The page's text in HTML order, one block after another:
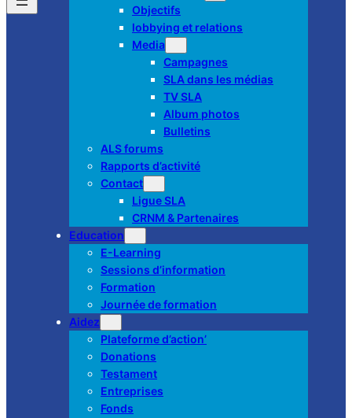
Objectifs
lobbying et relations
Media
Campagnes
SLA dans les médias
TV SLA
Album photos
Bulletins
ALS forums
Rapports d’activité
Contact
Ligue SLA
CRNM & Partenaires
Education
E-Learning
Sessions d’information
Formation
Journée de formation
Aidez
Plateforme d’action’
Donations
Testament
Entreprises
Fonds